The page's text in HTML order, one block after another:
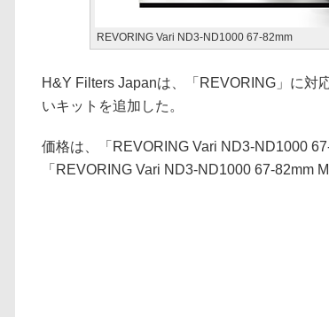
REVORING Vari ND3-ND1000 67-82mm
H&Y Filters Japanは、「REVORING」に対
いキットを追加した。
価格は、「REVORING Vari ND3-ND1000
「REVORING Vari ND3-ND1000 67-82mm